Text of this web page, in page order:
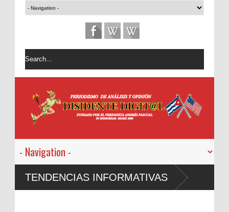
TENDENCIAS INFORMATIVAS